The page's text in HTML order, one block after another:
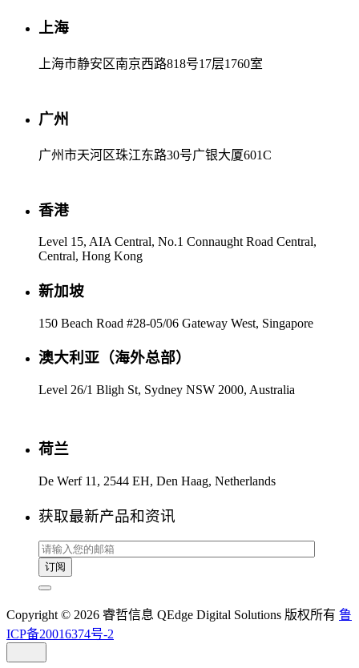
上海
上海市静安区南京西路818号17层1760室
广州
广州市天河区珠江东路30号广银大厦601C
香港
Level 15, AIA Central, No.1 Connaught Road Central,
Central, Hong Kong
新加坡
150 Beach Road #28-05/06 Gateway West, Singapore
澳大利亚（海外总部）
Level 26/1 Bligh St, Sydney NSW 2000, Australia
荷兰
De Werf 11, 2544 EH, Den Haag, Netherlands
获取最新产品和资讯
Copyright © 2026 睿哲信息 QEdge Digital Solutions 版权所有 鲁
ICP备20016374号-2